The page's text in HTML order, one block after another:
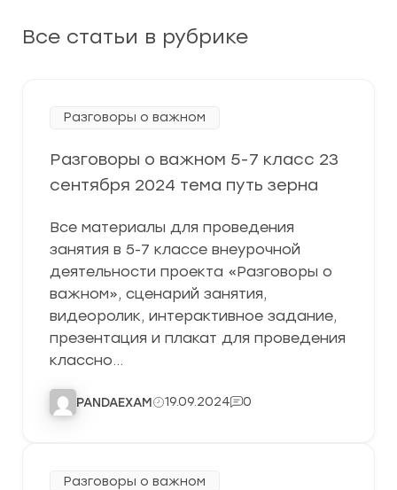
Все статьи в рубрике
Разговоры о важном
Разговоры о важном 5-7 класс 23
сентября 2024 тема путь зерна
Все материалы для проведения
занятия в 5-7 классе внеурочной
деятельности проекта «Разговоры о
важном», сценарий занятия,
видеоролик, интерактивное задание,
презентация и плакат для проведения
классно…
PANDAEXAM 19.09.2024 0
Разговоры о важном